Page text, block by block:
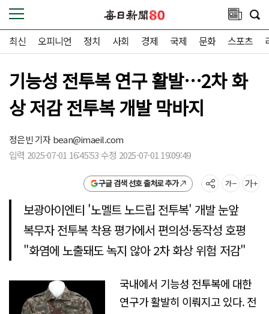
최신 오피니언 정치 사회 경제 국제 문화 스포츠
기능성 전투복 연구 활발…2차 화
상 저감 전투복 개발 막바지
정은빈 기자bean@imaeil.com
입력 2025-07-01 16:45:53 수정 2025-07-01 19:09:49
구글 검색 선호 출처로 추가
보광아이엔티 '노멜트 노드립 전투복' 개발 눈앞
복무자 전투복 착용 평가에서 편의성·동작성 호평
"화염에 노출돼도 녹지 않아 2차 화상 위험 저감"
국내에서 기능성 전투복에 대한
연구가 활발히 이뤄지고 있다. 전